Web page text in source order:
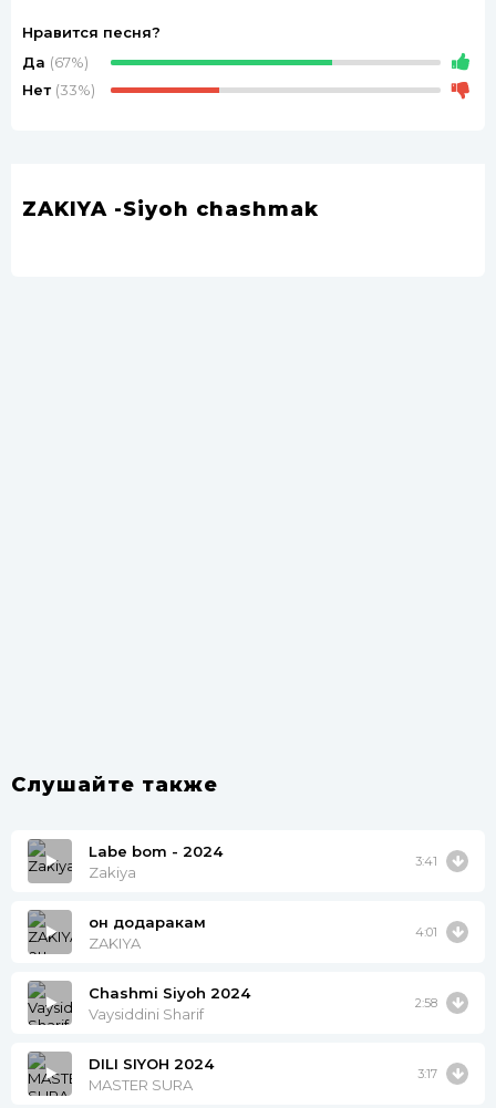
Нравится песня?
Да (67%)
Нет (33%)
ZAKIYA -Siyoh chashmak
Слушайте также
Labe bom - 2024
Zakiya
3:41
Ҷон додаракам
ZAKIYA
4:01
Chashmi Siyoh 2024
Vaysiddini Sharif
2:58
DILI SIYOH 2024
MASTER SURA
3:17